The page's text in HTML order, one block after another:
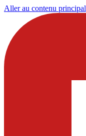
Aller au contenu principal